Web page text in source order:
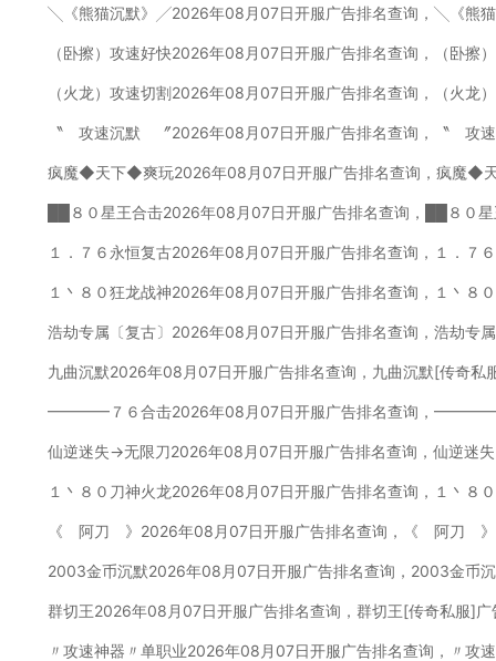
╲《熊猫沉默》╱2026年08月07日开服广告排名查询，╲《熊
（卧擦）攻速好快2026年08月07日开服广告排名查询，（卧擦
（火龙）攻速切割2026年08月07日开服广告排名查询，（火龙
〝 攻速沉默 〞2026年08月07日开服广告排名查询，〝 攻
疯魔◆天下◆爽玩2026年08月07日开服广告排名查询，疯魔◆
██８０星王合击2026年08月07日开服广告排名查询，██８０
１．７６永恒复古2026年08月07日开服广告排名查询，１．７
１丶８０狂龙战神2026年08月07日开服广告排名查询，１丶８
浩劫专属〔复古〕2026年08月07日开服广告排名查询，浩劫专
九曲沉默2026年08月07日开服广告排名查询，九曲沉默[传奇私
━━━━７６合击2026年08月07日开服广告排名查询，━━━━
仙逆迷失→无限刀2026年08月07日开服广告排名查询，仙逆迷
１丶８０刀神火龙2026年08月07日开服广告排名查询，１丶８
《 阿刀 》2026年08月07日开服广告排名查询，《 阿刀 》[
2003金币沉默2026年08月07日开服广告排名查询，2003金币
群切王2026年08月07日开服广告排名查询，群切王[传奇私服]广
〃攻速神器〃单职业2026年08月07日开服广告排名查询，〃攻